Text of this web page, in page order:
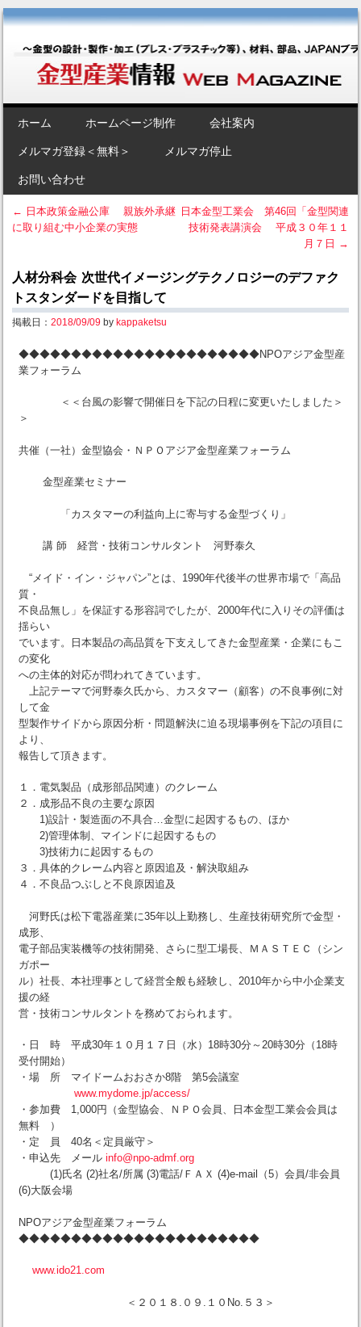
金型産業情報 [Web Magazine]
JAPANブランド“金型”のポータルサイト～
Menu
SKIP TO CONTENT
ホーム ホームページ制作 会社案内
メルマガ登録＜無料＞ メルマガ停止
お問い合わせ
Post navigation
← 日本政策金融公庫 親族外承継
に取り組む中小企業の実態
日本金型工業会 第46回「金型関連
技術発表講演会 平成３０年１１
月７日 →
人材分科会 次世代イメージングテクノロジーのデファク
トスタンダードを目指して
掲載日： 2018/09/09 by kappaketsu
◆◆◆◆◆◆◆◆◆◆◆◆◆◆◆◆◆◆◆◆◆◆◆NPOアジア金型産
業フォーラム
＜＜台風の影響で開催日を下記の日程に変更いたしました＞
＞
共催（一社）金型協会・ＮＰＯアジア金型産業フォーラム
金型産業セミナー
「カスタマーの利益向上に寄与する金型づくり」
講 師 経営・技術コンサルタント 河野泰久
“メイド・イン・ジャパン”とは、1990年代後半の世界市場で「高品
質・
不良品無し」を保証する形容詞でしたが、2000年代に入りその評価は
揺らい
でいます。日本製品の高品質を下支えしてきた金型産業・企業にもこ
の変化
への主体的対応が問われてきています。
上記テーマで河野泰久氏から、カスタマー（顧客）の不良事例に対
して金
型製作サイドから原因分析・問題解決に迫る現場事例を下記の項目に
より、
報告して頂きます。
１．電気製品（成形部品関連）のクレーム
２．成形品不良の主要な原因
1)設計・製造面の不具合…金型に起因するもの、ほか
2)管理体制、マインドに起因するもの
3)技術力に起因するもの
３．具体的クレーム内容と原因追及・解決取組み
４．不良品つぶしと不良原因追及
河野氏は松下電器産業に35年以上勤務し、生産技術研究所で金型・
成形、
電子部品実装機等の技術開発、さらに型工場長、ＭＡＳＴＥＣ（シン
ガポー
ル）社長、本社理事として経営全般も経験し、2010年から中小企業支
援の経
営・技術コンサルタントを務めておられます。
・日 時 平成30年１０月１７日（水）18時30分～20時30分（18時
受付開始）
・場 所 マイドームおおさか8階 第5会議室
www.mydome.jp/access/
・参加費 1,000円（金型協会、ＮＰＯ会員、日本金型工業会会員は
無料 ）
・定 員 40名＜定員厳守＞
・申込先 メール info@npo-admf.org
(1)氏名 (2)社名/所属 (3)電話/ＦＡＸ (4)e-mail（5）会員/非会員
(6)大阪会場
NPOアジア金型産業フォーラム
◆◆◆◆◆◆◆◆◆◆◆◆◆◆◆◆◆◆◆◆◆◆◆
www.ido21.com
＜２０１８.０９.１０No.５３＞